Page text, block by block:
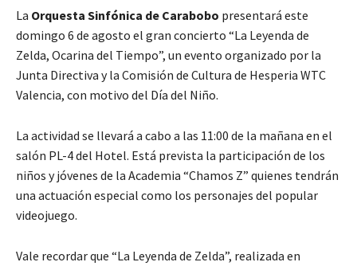
La Orquesta Sinfónica de Carabobo presentará este
domingo 6 de agosto el gran concierto “La Leyenda de
Zelda, Ocarina del Tiempo”, un evento organizado por la
Junta Directiva y la Comisión de Cultura de Hesperia WTC
Valencia, con motivo del Día del Niño.
La actividad se llevará a cabo a las 11:00 de la mañana en el
salón PL-4 del Hotel. Está prevista la participación de los
niños y jóvenes de la Academia “Chamos Z” quienes tendrán
una actuación especial como los personajes del popular
videojuego.
Vale recordar que “La Leyenda de Zelda”, realizada en